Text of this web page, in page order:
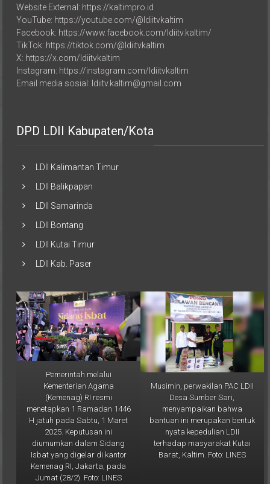
Website External: https://kaltimpro.id
YouTube: https://youtube.com/@ldiitvkaltim
Facebook: https://www.facebook.com/ldiitv.kaltim/
TikTok: https://tiktok.com/@ldiitvkaltim
X: https://x.com/ldiitvkaltim
Instagram: https://instagram.com/ldiitvkaltim
Email media sosial: ldiitv.kaltim@gmail.com
DPD LDII Kabupaten/Kota
LDII Kalimantan Timur
LDII Balikpapan
LDII Samarinda
LDII Bontang
LDII Kutai Timur
LDII Kab. Paser
Pemerintah melalui
Kementerian Agama
(Kemenag) RI resmi
menetapkan 1 Ramadan 1446
H jatuh pada Sabtu, 1 Maret
2025. Keputusan ini
diumumkan dalam Sidang
Isbat yang digelar di kantor
Kemenag RI, Jakarta, pada
Jumat (28/2). Foto: LINES
Musimin, perwakilan PAC LDII
Desa Sumber Sari,
menyampaikan bahwa
bantuan ini merupakan bentuk
nyata kepedulian LDII
terhadap masyarakat Kutai
Barat, Kaltim. Foto: LINES